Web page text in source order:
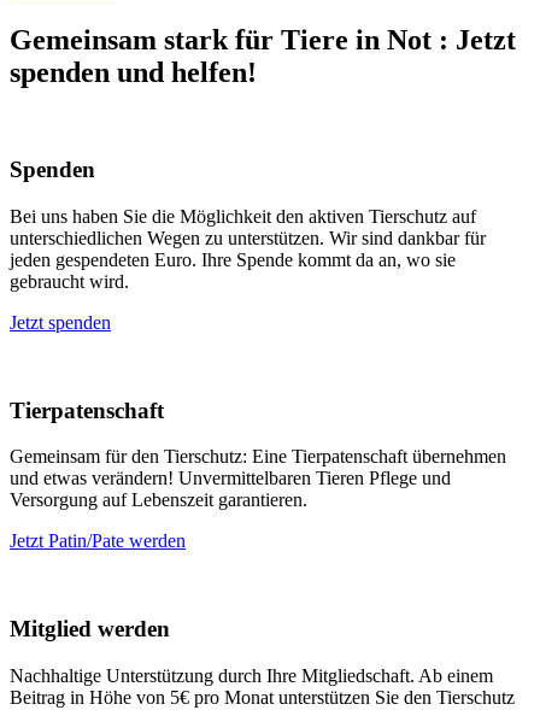
Gemeinsam stark für Tiere in Not : Jetzt
spenden und helfen!
Spenden
Bei uns haben Sie die Möglichkeit den aktiven Tierschutz auf
unterschiedlichen Wegen zu unterstützen. Wir sind dankbar für
jeden gespendeten Euro. Ihre Spende kommt da an, wo sie
gebraucht wird.
Jetzt spenden
Tierpatenschaft
Gemeinsam für den Tierschutz: Eine Tierpatenschaft übernehmen
und etwas verändern! Unvermittelbaren Tieren Pflege und
Versorgung auf Lebenszeit garantieren.
Jetzt Patin/Pate werden
Mitglied werden
Nachhaltige Unterstützung durch Ihre Mitgliedschaft. Ab einem
Beitrag in Höhe von 5€ pro Monat unterstützen Sie den Tierschutz